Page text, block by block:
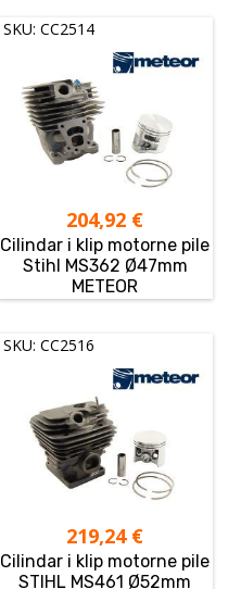
SKU: CC2514
204,92 €
Cilindar i klip motorne pile
Stihl MS362 Ø47mm
METEOR
SKU: CC2516
219,24 €
Cilindar i klip motorne pile
STIHL MS461 Ø52mm